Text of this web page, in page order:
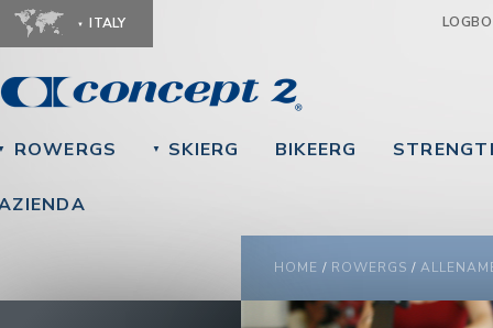
ITALY
ROWERGS ▼ SKIERG BIKEERG
YOU ARE HERE
HOME / ROWERGS /